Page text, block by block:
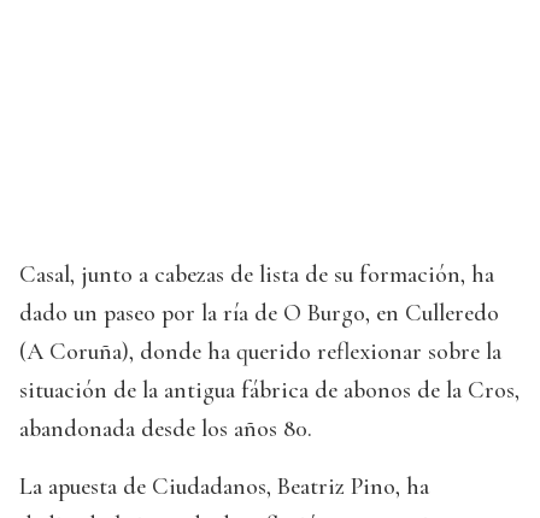
Casal, junto a cabezas de lista de su formación, ha
dado un paseo por la ría de O Burgo, en Culleredo
(A Coruña), donde ha querido reflexionar sobre la
situación de la antigua fábrica de abonos de la Cros,
abandonada desde los años 80.
La apuesta de Ciudadanos, Beatriz Pino, ha